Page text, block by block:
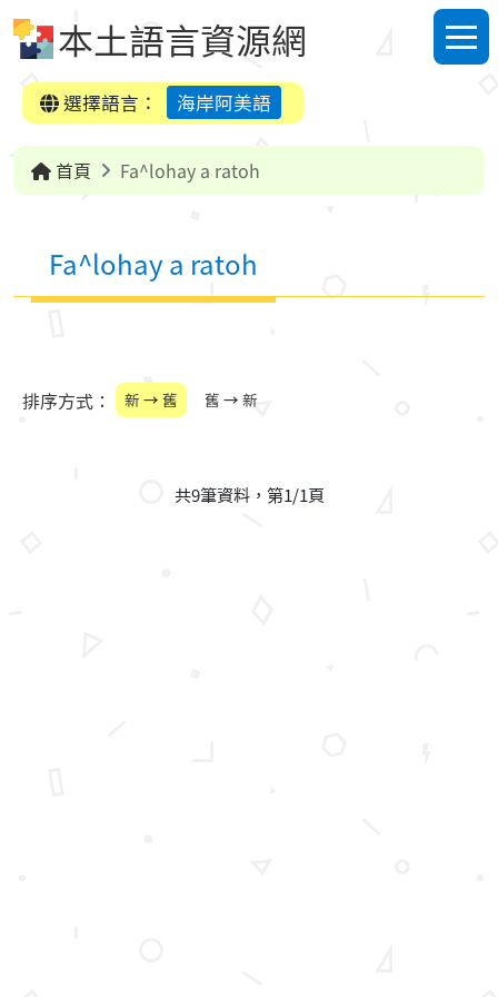
本土語言資源網
選單
選擇語言：
海岸阿美語
首頁 Fa^lohay a ratoh
Fa^lohay a ratoh
排序方式： 新 → 舊 舊 → 新
共9筆資料，第1/1頁